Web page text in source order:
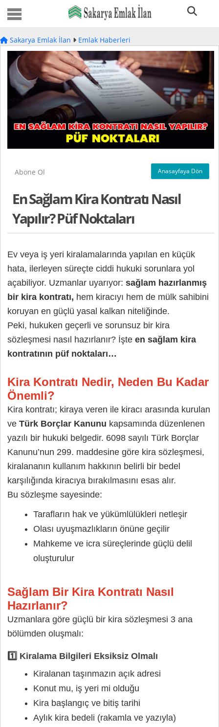
Sakarya Emlak İlan Emlak Haberleri
Abone Ol Anasayfaya Dön
En Sağlam Kira Kontratı Nasıl
Yapılır? Püf Noktaları
Ev veya iş yeri kiralamalarında yapılan en küçük
hata, ilerleyen süreçte ciddi hukuki sorunlara yol
açabiliyor. Uzmanlar uyarıyor: sağlam hazırlanmış
bir kira kontratı, hem kiracıyı hem de mülk sahibini
koruyan en güçlü yasal kalkan niteliğinde.
Peki, hukuken geçerli ve sorunsuz bir kira
sözleşmesi nasıl hazırlanır? İşte en sağlam kira
kontratının püf noktaları…
Kira Kontratı Nedir, Neden Bu Kadar
Önemli?
Kira kontratı; kiraya veren ile kiracı arasında kurulan
ve Türk Borçlar Kanunu kapsamında düzenlenen
yazılı bir hukuki belgedir. 6098 sayılı Türk Borçlar
Kanunu’nun 299. maddesine göre kira sözleşmesi,
kiralananın kullanım hakkının belirli bir bedel
karşılığında kiracıya bırakılmasını esas alır.
Bu sözleşme sayesinde:
Tarafların hak ve yükümlülükleri netleşir
Olası uyuşmazlıkların önüne geçilir
Mahkeme ve icra süreçlerinde güçlü delil
oluşturulur
Sağlam Bir Kira Kontratı Nasıl
Hazırlanır?
Uzmanlara göre güçlü bir kira sözleşmesi 3 ana
bölümden oluşmalı:
1️⃣ Kiralama Bilgileri Eksiksiz Olmalı
Kiralanan taşınmazın açık adresi
Konut mu, iş yeri mi olduğu
Kira başlangıç ve bitiş tarihi
Aylık kira bedeli (rakamla ve yazıyla)